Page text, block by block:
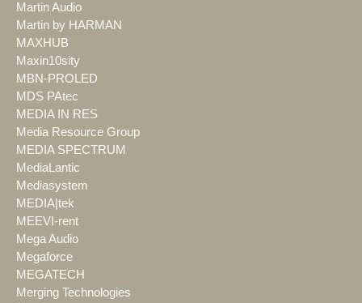
Martin Audio
Martin by HARMAN
MAXHUB
Maxin10sity
MBN-PROLED
MDS PAtec
MEDIA IN RES
Media Resource Group
MEDIA SPECTRUM
MediaLantic
Mediasystem
MEDIA|tek
MEEVI-rent
Mega Audio
Megaforce
MEGATECH
Merging Technologies